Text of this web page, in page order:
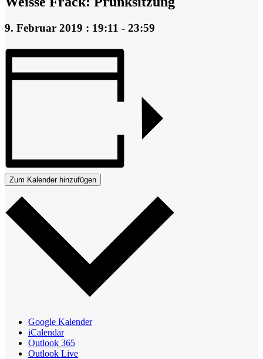
9. Februar 2019 : 19:11 - 23:59
Zum Kalender hinzufügen
Google Kalender
iCalendar
Outlook 365
Outlook Live